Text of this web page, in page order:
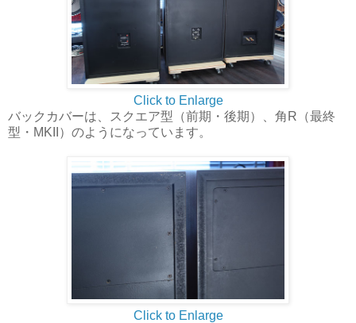
Click to Enlarge
バックカバーは、スクエア型（前期・後期）、角R（最終
型・MKII）のようになっています。
Click to Enlarge